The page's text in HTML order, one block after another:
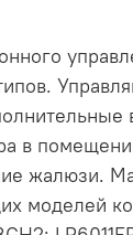
в
жалюзи.
моделей